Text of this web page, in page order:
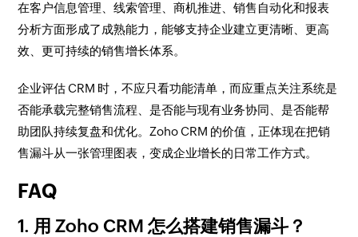
在客户信息管理、线索管理、商机推进、销售自动化和报表
分析方面形成了成熟能力，能够支持企业建立更清晰、更高
效、更可持续的销售增长体系。
企业评估 CRM 时，不应只看功能清单，而应重点关注系统是
否能承载完整销售流程、是否能与现有业务协同、是否能帮
助团队持续复盘和优化。Zoho CRM 的价值，正体现在把销
售漏斗从一张管理图表，变成企业增长的日常工作方式。
FAQ
1. 用 Zoho CRM 怎么搭建销售漏斗？